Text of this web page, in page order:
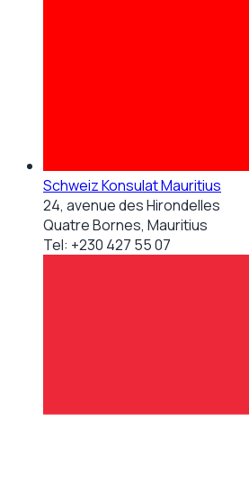
Schweiz Konsulat Mauritius
24, avenue des Hirondelles
Quatre Bornes, Mauritius
Tel: +230 427 55 07